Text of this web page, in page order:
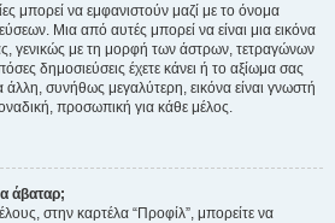
μπορεί να εμφανιστούν μαζί με το όνομα
Μια από αυτές μπορεί να είναι μια εικόνα
γενικώς με τη μορφή των άστρων, τετραγώνων
δημοσιεύσεις έχετε κάνει ή το αξίωμα σας
συνήθως μεγαλύτερη, εικόνα είναι γνωστή
προσωπική για κάθε μέλος.
άβαταρ;
στην καρτέλα “Προφίλ”, μπορείτε να